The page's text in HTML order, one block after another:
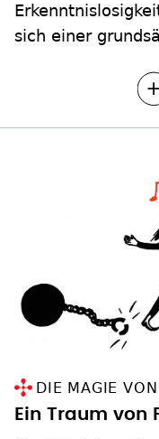
sich einer
DIE MAGIE
Ein Traum von